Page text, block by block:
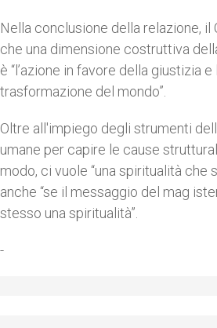
Nella conclusione della relazione, il
che una dimensione costruttiva
è “l’azione in favore della giustizia
trasformazione del mondo”.
Oltre all'impiego degli strumenti
umane per capire le cause
modo, ci vuole “una spiritualità che
anche “se il messaggio del mag
stesso una spiritualità”.
-